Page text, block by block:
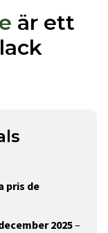
är ett
pris de
2025–